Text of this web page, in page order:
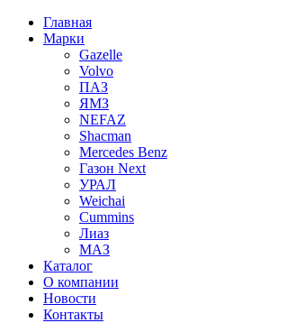
Главная
Марки
Gazelle
Volvo
ПАЗ
ЯМЗ
NEFAZ
Shacman
Mercedes Benz
Газон Next
УРАЛ
Weichai
Cummins
Лиаз
МАЗ
Каталог
О компании
Новости
Контакты